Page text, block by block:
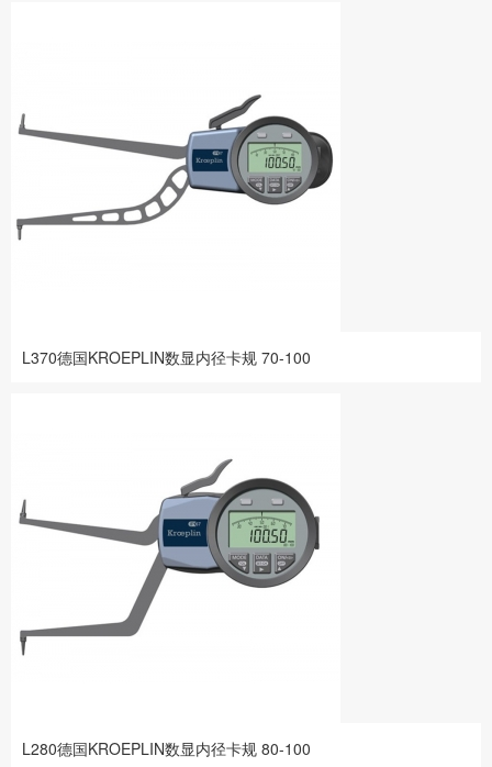
L370德国KROEPLIN数显内径卡规 70-100
L280德国KROEPLIN数显内径卡规 80-100